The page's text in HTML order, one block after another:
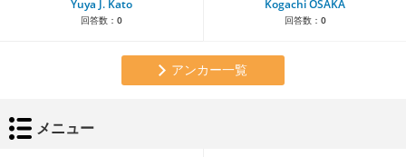
Yuya J. Kato
回答数： 0
Kogachi OSAKA
回答数： 0
アンカー一覧
メニュー